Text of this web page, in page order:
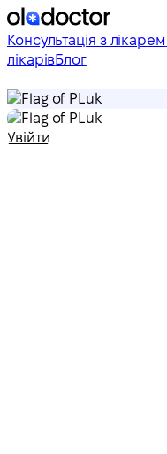
Консультація з лікарем
лікарівБлог
uk
uk
Увійти